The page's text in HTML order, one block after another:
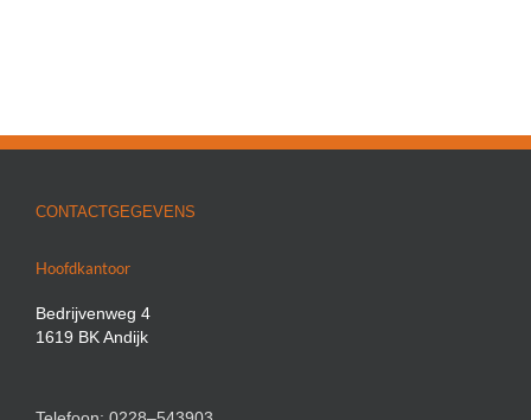
CONTACTGEGEVENS
Hoofdkantoor
Bedrijvenweg 4
1619 BK Andijk